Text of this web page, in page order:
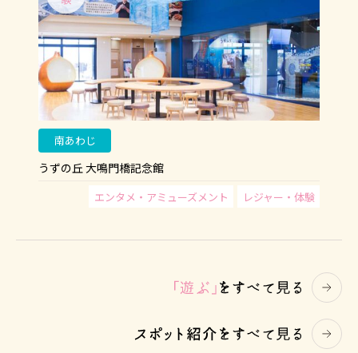
南あわじ
うずの丘 大鳴門橋記念館
エンタメ・アミューズメント レジャー・体験